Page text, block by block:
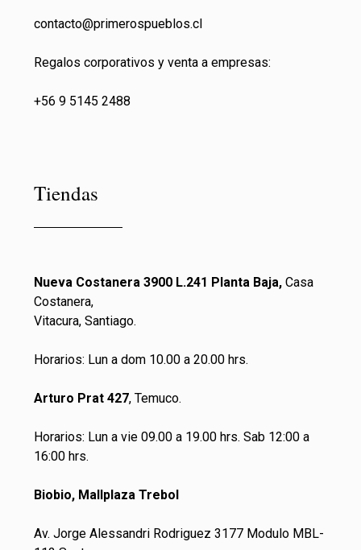
contacto@primerospueblos.cl
Regalos corporativos y venta a empresas:
+56 9 5145 2488
Tiendas
Nueva Costanera 3900 L.241 Planta Baja, Casa
Costanera,
Vitacura, Santiago.
Horarios: Lun a dom 10.00 a 20.00 hrs.
Arturo Prat 427, Temuco.
Horarios: Lun a vie 09.00 a 19.00 hrs. Sab 12:00 a
16:00 hrs.
Biobio, Mallplaza Trebol
Av. Jorge Alessandri Rodriguez 3177 Modulo MBL-